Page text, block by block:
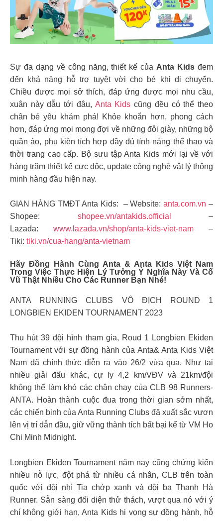
Sự đa dạng về công năng, thiết kế của Anta Kids đem
đến khả năng hỗ trợ tuyệt vời cho bé khi di chuyển.
Chiều được mọi sở thích, đáp ứng được mọi nhu cầu,
xuân này dẫu tới đâu, Anta Kids cũng đều có thể theo
chân bé yêu khám phá! Khỏe khoắn hơn, phong cách
hơn, đáp ứng mọi mong đợi về những đôi giày, những bộ
quần áo, phụ kiện tích hợp đầy đủ tính năng thể thao và
thời trang cao cấp. Bộ sưu tập Anta Kids mới lại về với
hàng trăm thiết kế cực độc, update công nghệ vật lý thông
minh hàng đầu hiện nay.
GIAN HÀNG TMĐT Anta Kids: – Website:anta.com.vn –
Shopee: shopee.vn/antakids.official
–
Lazada: www.lazada.vn/shop/anta-kids-viet-nam –
Tiki: tiki.vn/cua-hang/anta-vietnam
Hãy Đồng Hành Cùng Anta & Anta Kids Việt Nam
Trong Việc Thực Hiện Lý Tưởng Ý Nghĩa Này Và Cổ
Vũ Thật Nhiều Cho Các Runner Bạn Nhé!
ANTA RUNNING CLUBS VÔ ĐỊCH ROUND 1
LONGBIEN EKIDEN TOURNAMENT 2023
Thu hút 39 đội hình tham gia, Roud 1 Longbien Ekiden
Tournament với sự đồng hành của Anta& Anta Kids Việt
Nam đã chính thức diễn ra vào 26/2 vừa qua. Như tại
nhiều giải đấu khác, cự ly 4,2 km/VĐV và 21km/đội
không thể làm khó các chân chạy của CLB 98 Runners-
ANTA. Hoàn thành cuộc đua trong thời gian sớm nhất,
các chiến binh của Anta Running Clubs đã xuất sắc vươn
lên vị trí dẫn đầu, giữ vững thành tích bất bại kể từ VM Ho
Chi Minh Midnight.
Longbien Ekiden Tournament năm nay cũng chứng kiến
nhiều nỗ lực, đột phá từ nhiều cá nhân, CLB trên toàn
quốc với đội nhì Tia chớp xanh và đội ba Thanh Hà
Runner. Sẵn sàng đối diện thử thách, vượt qua nó với ý
chí không giới hạn, Anta Kids hi vọng sự đồng hành, hỗ